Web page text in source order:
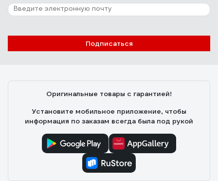
Отзыв о Terminus 1 600*600"
Подписаться
Оригинальные товары с гарантией!
Установите мобильное приложение, чтобы
информация по заказам всегда была под рукой